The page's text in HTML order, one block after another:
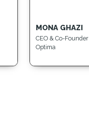
MONA GHAZI
CEO & Co-Founder
Optima